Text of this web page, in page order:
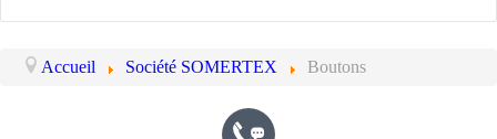
Accueil Société SOMERTEX Boutons